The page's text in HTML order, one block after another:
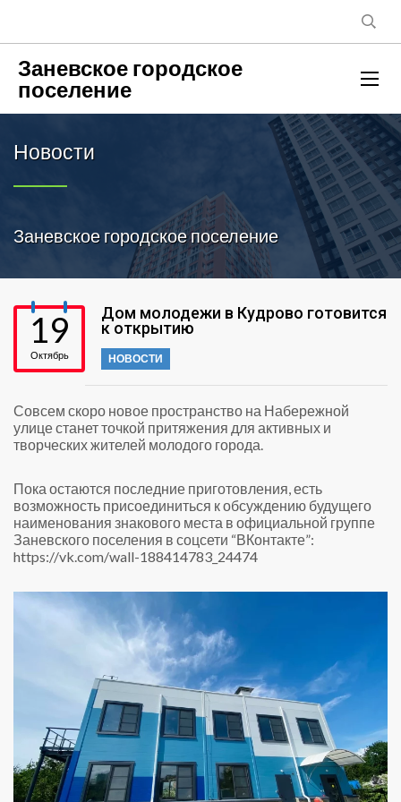
Заневское городское
поселение
Новости
Заневское городское поселение
19
Октябрь
Дом молодежи в Кудрово готовится
к открытию
НОВОСТИ
Совсем скоро новое пространство на Набережной
улице станет точкой притяжения для активных и
творческих жителей молодого города.
Пока остаются последние приготовления, есть
возможность присоединиться к обсуждению будущего
наименования знакового места в официальной группе
Заневского поселения в соцсети “ВКонтакте”:
https://vk.com/wall-188414783_24474